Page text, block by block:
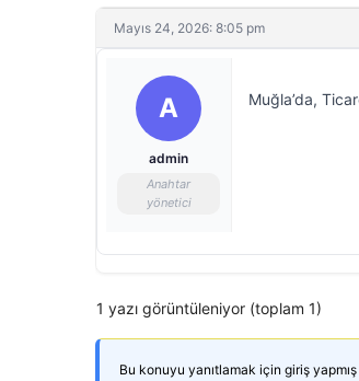
Mayıs 24, 2026: 8:05 pm
A
admin
Anahtar
yönetici
Muğla’da,
1 yazı görüntüleniyor (toplam 1)
Bu konuyu yanıtlamak için giriş yapmış